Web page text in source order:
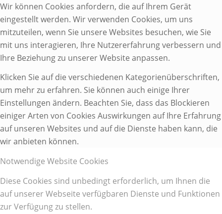
Wir können Cookies anfordern, die auf Ihrem Gerät
eingestellt werden. Wir verwenden Cookies, um uns
mitzuteilen, wenn Sie unsere Websites besuchen, wie Sie
mit uns interagieren, Ihre Nutzererfahrung verbessern und
Ihre Beziehung zu unserer Website anpassen.
Klicken Sie auf die verschiedenen Kategorienüberschriften,
um mehr zu erfahren. Sie können auch einige Ihrer
Einstellungen ändern. Beachten Sie, dass das Blockieren
einiger Arten von Cookies Auswirkungen auf Ihre Erfahrung
auf unseren Websites und auf die Dienste haben kann, die
wir anbieten können.
Notwendige Website Cookies
Diese Cookies sind unbedingt erforderlich, um Ihnen die
auf unserer Webseite verfügbaren Dienste und Funktionen
zur Verfügung zu stellen.